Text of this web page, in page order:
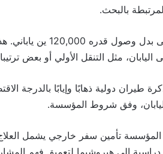
بالبحث.
كما يحصل الزميل
اليابان، مثل التنقل الأولي أو بعض
طيران دولية ذهابًا وإيابًا بالدرجة
وفق شروط المؤسسة.
تأمين سفر خارجي يشمل العلاج
إلى هيروشيما لتعميق فهم